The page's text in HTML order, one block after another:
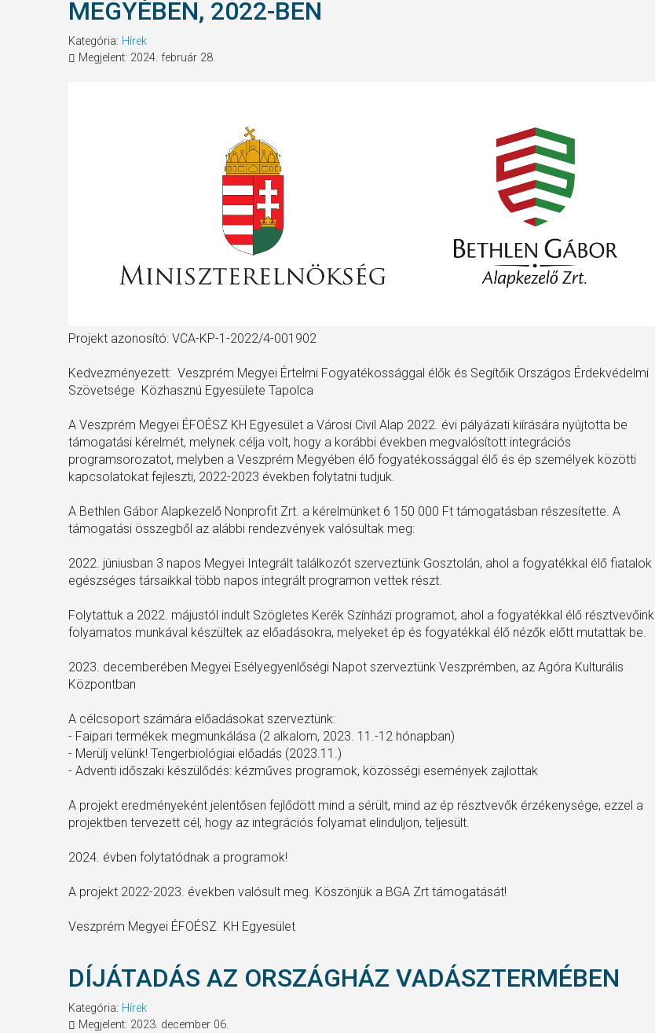
MEGYÉBEN, 2022-BEN
Kategória: Hírek
Megjelent: 2024. február 28.
Projekt azonosító: VCA-KP-1-2022/4-001902
Kedvezményezett: Veszprém Megyei Értelmi Fogyatékossággal élők és Segítőik Országos Érdekvédelmi
Szövetsége Közhasznú Egyesülete Tapolca
A Veszprém Megyei ÉFOÉSZ KH Egyesület a Városi Civil Alap 2022. évi pályázati kiírására nyújtotta be
támogatási kérelmét, melynek célja volt, hogy a korábbi években megvalósított integrációs
programsorozatot, melyben a Veszprém Megyében élő fogyatékossággal élő és ép személyek közötti
kapcsolatokat fejleszti, 2022-2023 években folytatni tudjuk.
A Bethlen Gábor Alapkezelő Nonprofit Zrt. a kérelmünket 6 150 000 Ft támogatásban részesítette. A
támogatási összegből az alábbi rendezvények valósultak meg:
2022. júniusban 3 napos Megyei Integrált találkozót szerveztünk Gosztolán, ahol a fogyatékkal élő fiatalok
egészséges társaikkal több napos integrált programon vettek részt.
Folytattuk a 2022. májustól indult Szögletes Kerék Színházi programot, ahol a fogyatékkal élő résztvevőink
folyamatos munkával készültek az előadásokra, melyeket ép és fogyatékkal élő nézők előtt mutattak be.
2023. decemberében Megyei Esélyegyenlőségi Napot szerveztünk Veszprémben, az Agóra Kulturális
Központban
A célcsoport számára előadásokat szerveztünk:
- Faipari termékek megmunkálása (2 alkalom, 2023. 11.-12 hónapban)
- Merülj velünk! Tengerbiológiai előadás (2023.11.)
- Adventi időszaki készülődés: kézműves programok, közösségi események zajlottak
A projekt eredményeként jelentősen fejlődött mind a sérült, mind az ép résztvevők érzékenysége, ezzel a
projektben tervezett cél, hogy az integrációs folyamat elinduljon, teljesült.
2024. évben folytatódnak a programok!
A projekt 2022-2023. években valósult meg. Köszönjük a BGA Zrt támogatását!
Veszprém Megyei ÉFOÉSZ KH Egyesület
DÍJÁTADÁS AZ ORSZÁGHÁZ VADÁSZTERMÉBEN
Kategória: Hírek
Megjelent: 2023. december 06.